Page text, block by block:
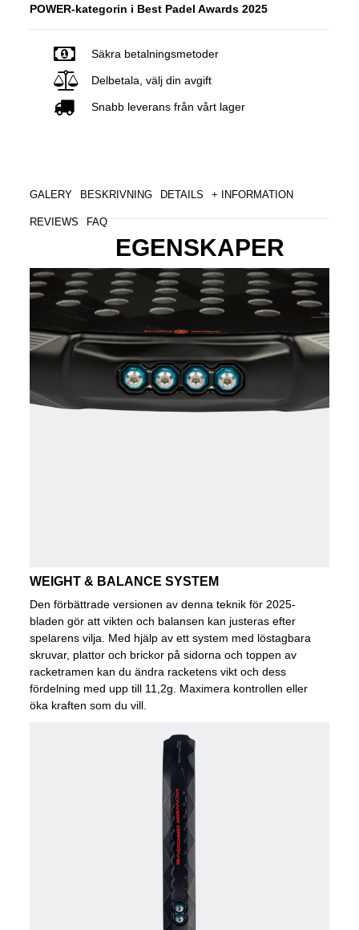
POWER-kategorin i Best Padel Awards 2025
Säkra betalningsmetoder
Delbetala, välj din avgift
Snabb leverans från vårt lager
GALERY BESKRIVNING DETAILS + INFORMATION
REVIEWS FAQ
EGENSKAPER
WEIGHT & BALANCE SYSTEM
Den förbättrade versionen av denna teknik för 2025-
bladen gör att vikten och balansen kan justeras efter
spelarens vilja. Med hjälp av ett system med löstagbara
skruvar, plattor och brickor på sidorna och toppen av
racketramen kan du ändra racketens vikt och dess
fördelning med upp till 11,2g. Maximera kontrollen eller
öka kraften som du vill.